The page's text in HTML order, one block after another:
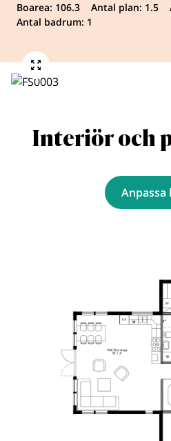
Boarea: 106.3 Antal plan: 1.5
Antal badrum: 1
Interiör och
Anpassa